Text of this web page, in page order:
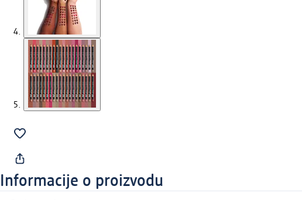
Informacije o proizvodu